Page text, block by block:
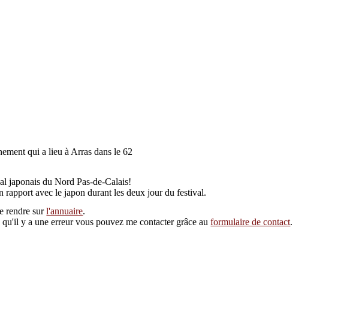
qui a lieu à Arras dans le 62
japonais du Nord Pas-de-Calais!
rapport avec le japon durant les deux jour du festival.
rendre surl'annuaire.
y a une erreur vous pouvez me contacter grâce auformulaire de contact.